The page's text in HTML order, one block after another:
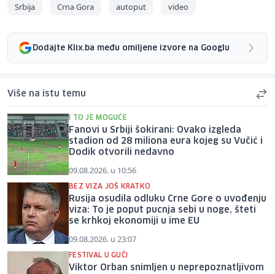
Srbija Crna Gora autoput video
Dodajte Klix.ba među omiljene izvore na Googlu
Više na istu temu
I TO JE MOGUĆE
Fanovi u Srbiji šokirani: Ovako izgleda
stadion od 28 miliona eura kojeg su Vučić i
Dodik otvorili nedavno
09.08.2026. u 10:56
BEZ VIZA JOŠ KRATKO
Rusija osudila odluku Crne Gore o uvođenju
viza: To je poput pucnja sebi u noge, šteti
se krhkoj ekonomiji u ime EU
09.08.2026. u 23:07
FESTIVAL U GUČI
Viktor Orban snimljen u neprepoznatljivom